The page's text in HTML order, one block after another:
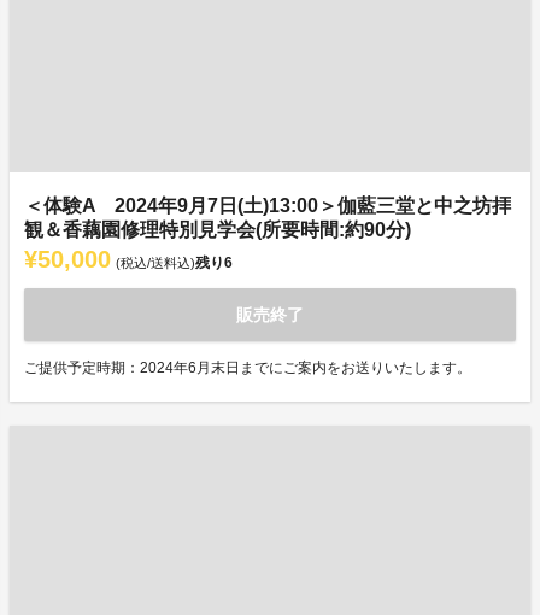
＜体験A 2024年9月7日(土)13:00＞伽藍三堂と中之坊拝
観＆香藕園修理特別見学会(所要時間:約90分)
¥50,000 (税込/送料込)残り6
販売終了
ご提供予定時期：2024年6月末日までにご案内をお送りいたします。